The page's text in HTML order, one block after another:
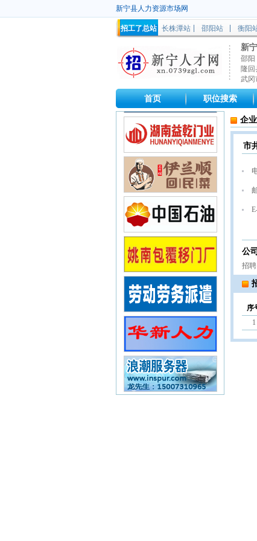
新宁县人力资源市场网
招工了总站 长株潭站 邵阳站 衡阳
新
邵阳
隆回
武冈
首页 职位搜索
企
市
公
招聘
序
1